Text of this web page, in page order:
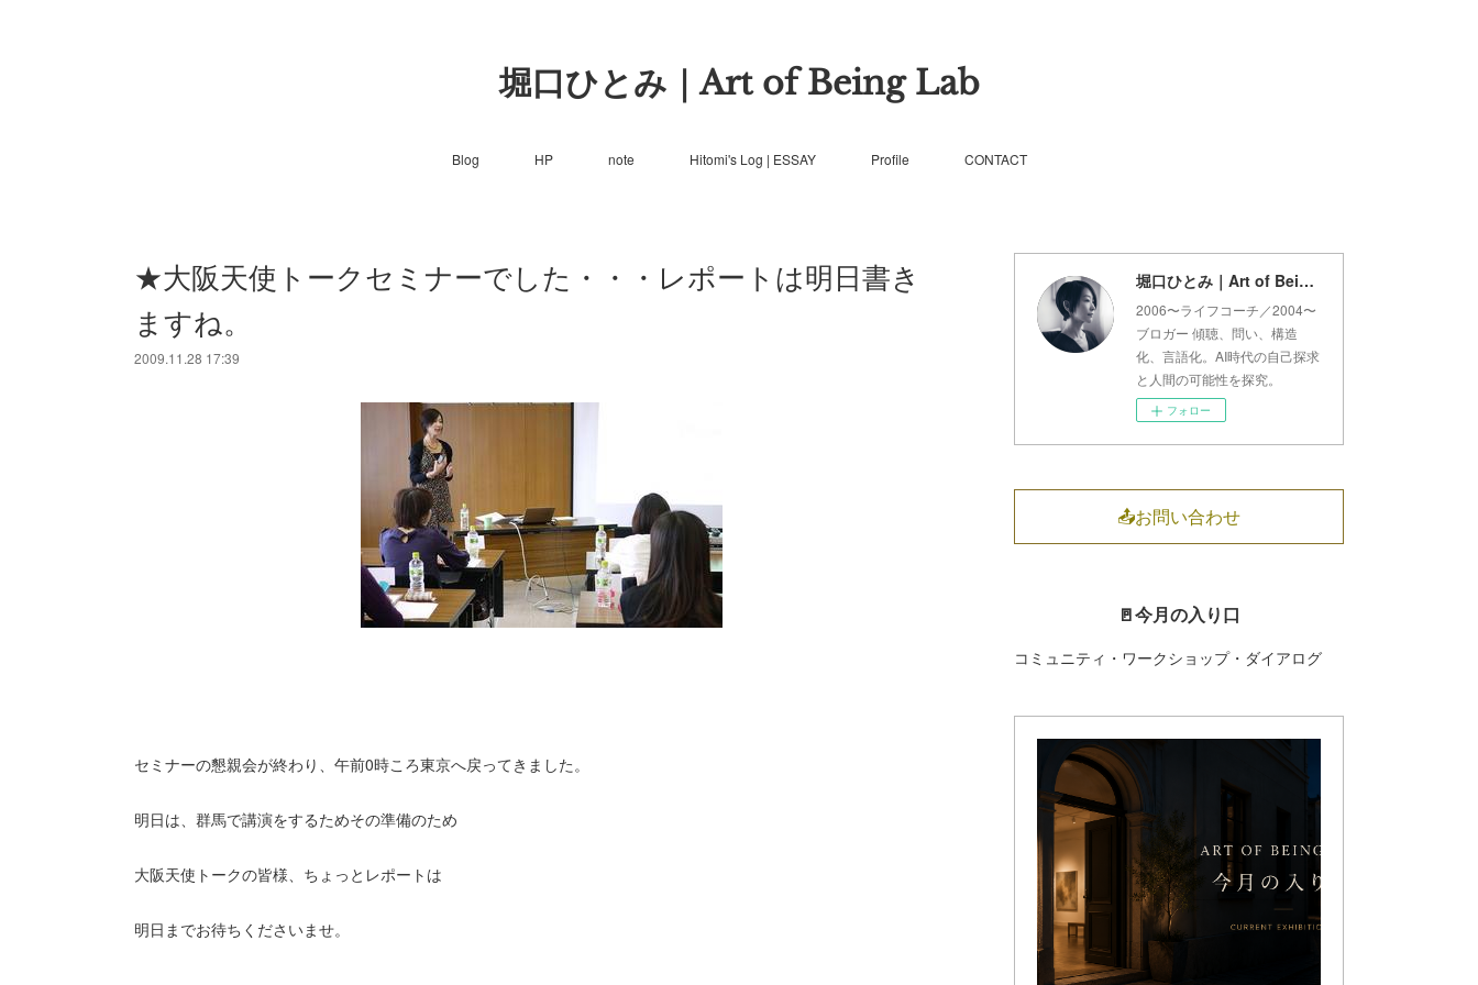
堀口ひとみ｜Art of Being Lab
Blog HP note Hitomi's Log | ESSAY Profile CONTACT
★大阪天使トークセミナーでした・・・レポートは明日書き
ますね。
2009.11.28 17:39
セミナーの懇親会が終わり、午前0時ころ東京へ戻ってきました。
明日は、群馬で講演をするためその準備のため
大阪天使トークの皆様、ちょっとレポートは
明日までお待ちくださいませ。
堀口ひとみ｜Art of Being Lab
2006〜ライフコーチ／2004〜
ブロガー 傾聴、問い、構造
化、言語化。AI時代の自己探求
と人間の可能性を探究。
フォロー
📤お問い合わせ
🚪今月の入り口
コミュニティ・ワークショップ・ダイアログ